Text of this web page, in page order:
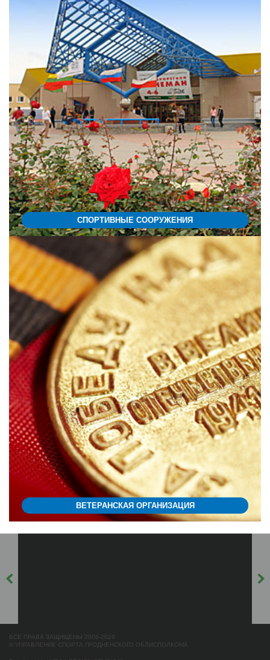
СПОРТИВНЫЕ СООРУЖЕНИЯ
ВЕТЕРАНСКАЯ ОРГАНИЗАЦИЯ
ВСЕ ПРАВА ЗАЩИЩЕНЫ 2006-2026
© УПРАВЛЕНИЕ СПОРТА ГРОДНЕНСКОГО ОБЛИСПОЛКОМА